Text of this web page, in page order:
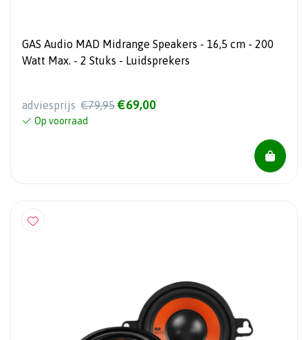
GAS Audio MAD Midrange Speakers - 16,5 cm - 200
Watt Max. - 2 Stuks - Luidsprekers
adviesprijs €79,95 €69,00
Op voorraad